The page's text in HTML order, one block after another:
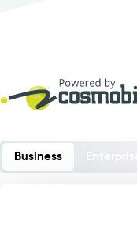
Business